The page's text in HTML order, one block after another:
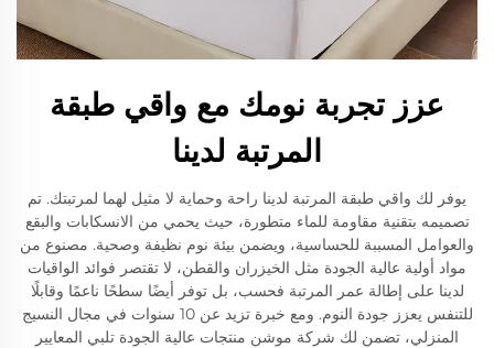
عزز تجربة نومك مع واقي طبقة
المرتبة لدينا
يوفر لك واقي طبقة المرتبة لدينا راحة وحماية لا مثيل لهما لمرتبتك. تم
تصميمه بتقنية مقاومة للماء متطورة، حيث يحمي من الانسكابات والبقع
والعوامل المسببة للحساسية، ويضمن بيئة نوم نظيفة وصحية. مصنوع من
مواد أولية عالية الجودة مثل الخيزران والقطن، لا تقتصر فوائد الواقيات
لدينا على إطالة عمر المرتبة فحسب، بل توفر أيضًا سطحًا ناعمًا وقابلًا
للتنفس يعزز جودة النوم. ومع خبرة تزيد عن 10 سنوات في مجال النسيج
المنزلي، تضمن لك شركة موشن منتجات عالية الجودة تلبي المعايير